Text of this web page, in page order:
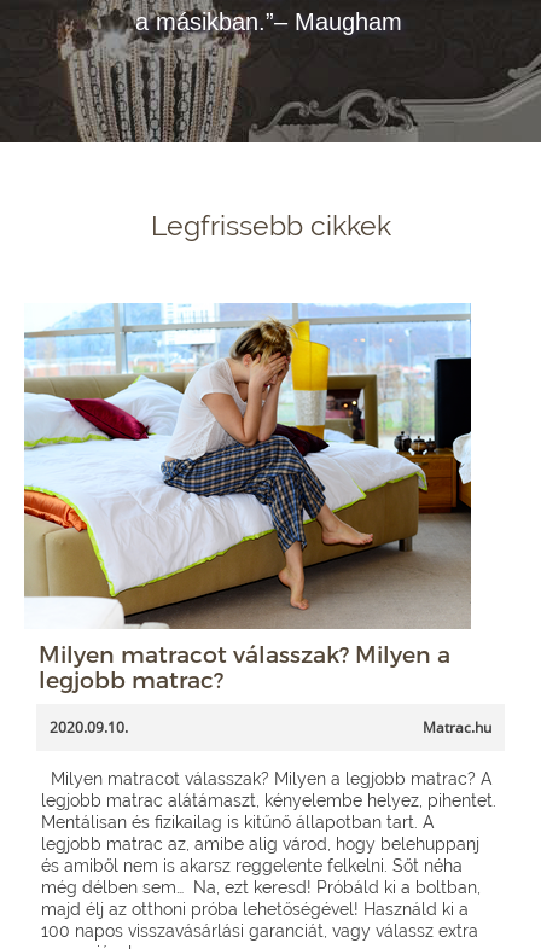
a másikban.”– Maugham
Legfrissebb cikkek
Milyen matracot válasszak? Milyen a
legjobb matrac?
2020.09.10. Matrac.hu
Milyen matracot válasszak? Milyen a legjobb matrac? A
legjobb matrac alátámaszt, kényelembe helyez, pihentet.
Mentálisan és fizikailag is kitűnő állapotban tart. A
legjobb matrac az, amibe alig várod, hogy belehuppanj
és amiből nem is akarsz reggelente felkelni. Sőt néha
még délben sem… Na, ezt keresd! Próbáld ki a boltban,
majd élj az otthoni próba lehetőségével! Használd ki a
100 napos visszavásárlási garanciát, vagy válassz extra